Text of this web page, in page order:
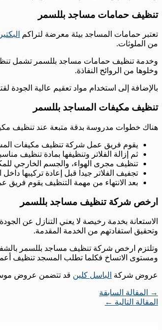
تنظيف حمامات مساجد بللسمر
تعتبر حمامات المساجد بيئة معرضة لتراكم
من الملوثات.
وخدمة تنظيف حمامات مساجد بللسمر تشمل تنظيف
وخلوها من الروائح النفاذة.
بالإضافة إلى استخدام مواد تعقيم عالية الجودة
تنظيف مكيفات المساجد بللسمر
هناك خطوات مدروسة بدقة متبعة عند تنظيف
يقوم فريق عمل شركة تنظيف مكيفات
ثم إزالة الفلاتر وتنظيفها بمادة تنظيف
تنظيف مجرى الهواء، والجسم الخارجي
تجفيف الفلاتر جيدا قبل إعادة تركيبها
بعد الانتهاء من مهمة التنظيف يقوم
ارخص شركة تنظيف مساجد بللسمر
الاستعانة بخدمة رخيصة لا يعني التنازل عن
وتحقيق استفادتهم من الخدمة المقدمة.
وتلتزم ارخص شركة تنظيف مساجد بللسمر
ومستوى الاتساخ فكلما تطلب المسجد تنظيف
عروض شركة الباسل كلين قد تتضمن عروض
→
المقالة السابقة
المقالة التالية ←